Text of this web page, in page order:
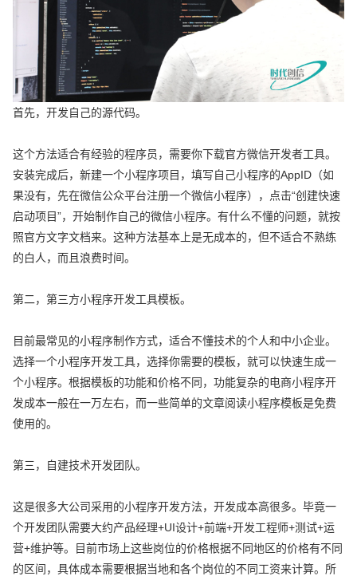
首先，开发自己的源代码。
这个方法适合有经验的程序员，需要你下载官方微信开发者工具。
安装完成后，新建一个小程序项目，填写自己小程序的AppID（如
果没有，先在微信公众平台注册一个微信小程序），点击“创建快速
启动项目”，开始制作自己的微信小程序。有什么不懂的问题，就按
照官方文字文档来。这种方法基本上是无成本的，但不适合不熟练
的白人，而且浪费时间。
第二，第三方小程序开发工具模板。
目前最常见的小程序制作方式，适合不懂技术的个人和中小企业。
选择一个小程序开发工具，选择你需要的模板，就可以快速生成一
个小程序。根据模板的功能和价格不同，功能复杂的电商小程序开
发成本一般在一万左右，而一些简单的文章阅读小程序模板是免费
使用的。
第三，自建技术开发团队。
这是很多大公司采用的小程序开发方法，开发成本高很多。毕竟一
个开发团队需要大约产品经理+UI设计+前端+开发工程师+测试+运
营+维护等。目前市场上这些岗位的价格根据不同地区的价格有不同
的区间，具体成本需要根据当地和各个岗位的不同工资来计算。所